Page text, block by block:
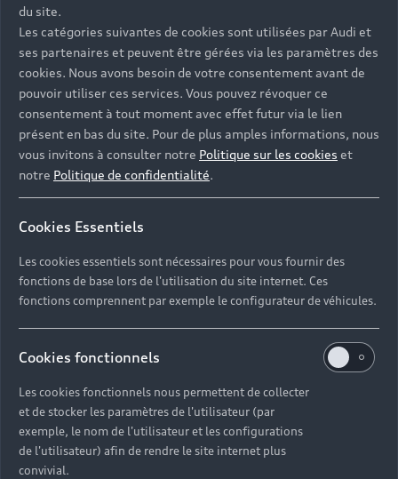
du site.
Les catégories suivantes de cookies sont utilisées par Audi et
ses partenaires et peuvent être gérées via les paramètres des
cookies. Nous avons besoin de votre consentement avant de
pouvoir utiliser ces services. Vous pouvez révoquer ce
consentement à tout moment avec effet futur via le lien
présent en bas du site. Pour de plus amples informations, nous
vous invitons à consulter notre Politique sur les cookies et
notre Politique de confidentialité.
Cookies Essentiels
Les cookies essentiels sont nécessaires pour vous fournir des
fonctions de base lors de l'utilisation du site internet. Ces
fonctions comprennent par exemple le configurateur de véhicules.
Cookies fonctionnels
Les cookies fonctionnels nous permettent de collecter
et de stocker les paramètres de l'utilisateur (par
exemple, le nom de l'utilisateur et les configurations
de l'utilisateur) afin de rendre le site internet plus
convivial.
Contacter votre Partenaire
Réserver un essai
Devis et prendre rendez-vous en ligne
Espace 3000 Pontarlier
Partenaire Audi
Partenaire Audi Service
Audi Occasion :plus
e-tron